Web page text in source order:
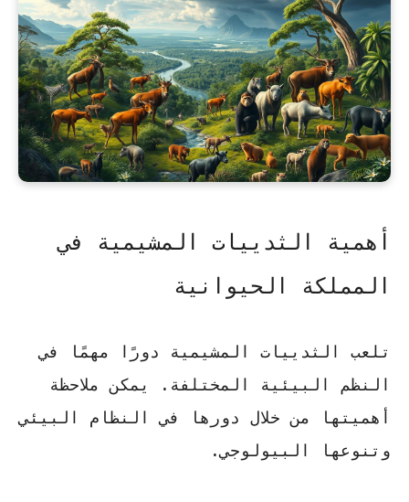
أهمية الثدييات المشيمية في
المملكة الحيوانية
تلعب الثدييات المشيمية دورًا مهمًا في
النظم البيئية المختلفة. يمكن ملاحظة
أهميتها من خلال دورها في النظام البيئي
وتنوعها البيولوجي.